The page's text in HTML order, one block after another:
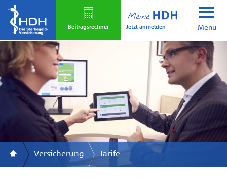
Skip
main
content
Beitrags­rechner Jetzt anmelden Menü
Versicherung Tarife